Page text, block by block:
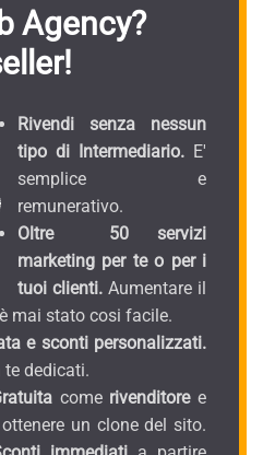
Agency?
Rivendi senza nessun
tipo di Intermediario. E'
semplice e
remunerativo.
Oltre 50 servizi
marketing per te o per i
tuoi clienti. Aumentare il
mai stato cosi facile.
e sconti personalizzati.
dedicati.
comerivenditoree
un clone del sito.